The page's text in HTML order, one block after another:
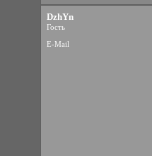
DzhYn
Гость
E-Mail